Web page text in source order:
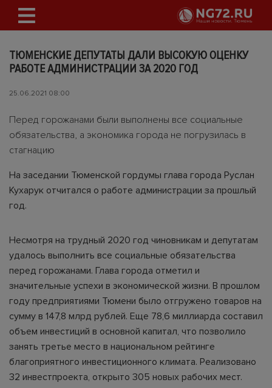
ТЮМЕНСКИЕ ДЕПУТАТЫ ДАЛИ ВЫСОКУЮ ОЦЕНКУ
РАБОТЕ АДМИНИСТРАЦИИ ЗА 2020 ГОД
25.06.2021 08:00
Перед горожанами были выполнены все социальные
обязательства, а экономика города не погрузилась в
стагнацию
На заседании Тюменской гордумы глава города Руслан
Кухарук отчитался о работе администрации за прошлый
год.
Несмотря на трудный 2020 год чиновникам и депутатам
удалось выполнить все социальные обязательства
перед горожанами. Глава города отметил и
значительные успехи в экономической жизни. В прошлом
году предприятиями Тюмени было отгружено товаров на
сумму в 147,8 млрд рублей. Еще 78,6 миллиарда составил
объем инвестиций в основной капитал, что позволило
занять третье место в национальном рейтинге
благоприятного инвестиционного климата. Реализовано
32 инвестпроекта, открыто 305 новых рабочих мест.